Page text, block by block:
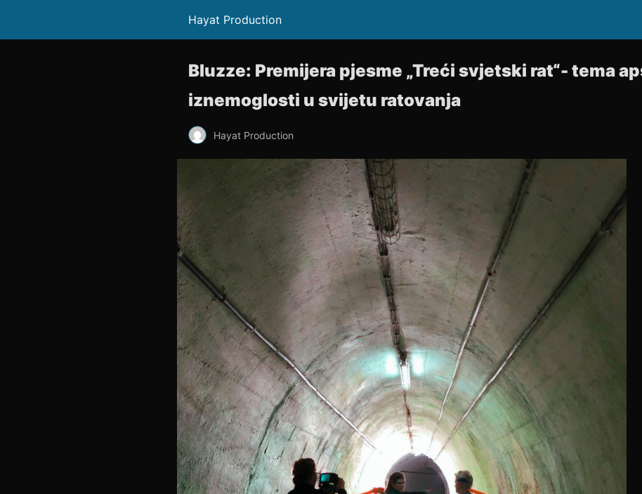
Hayat Production
Bluzze: Premijera pjesme „Treći svjetski rat“- tema
iznemoglosti u svijetu ratovanja
Hayat Production